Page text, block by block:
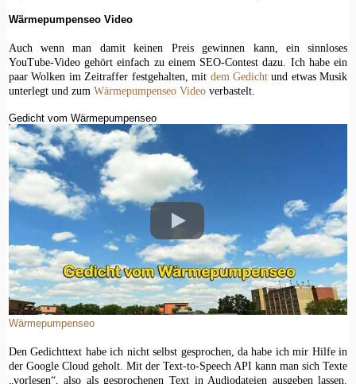
Wärmepumpenseo Video
Auch wenn man damit keinen Preis gewinnen kann, ein sinnloses
YouTube-Video gehört einfach zu einem SEO-Contest dazu. Ich habe ein
paar Wolken im Zeitraffer festgehalten, mit dem Gedicht und etwas Musik
unterlegt und zum Wärmepumpenseo Videoverbastelt.
Gedicht vom Wärmepumpenseo
Wärmepumpenseo
Den Gedichttext habe ich nicht selbst gesprochen, da habe ich mir Hilfe in
der Google Cloud geholt. Mit der Text-to-Speech API kann man sich Texte
„vorlesen“, also als gesprochenen Text in Audiodateien ausgeben lassen.